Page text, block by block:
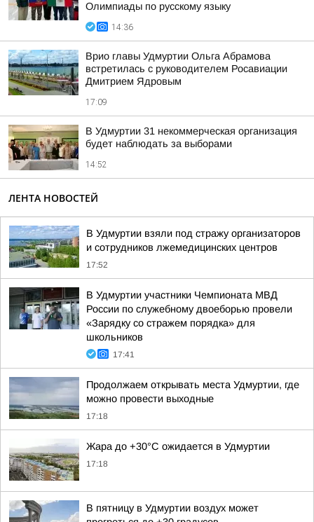
Олимпиады по русскому языку
14:36
Врио главы Удмуртии Ольга Абрамова
встретилась с руководителем Росавиации
Дмитрием Ядровым
17:09
В Удмуртии 31 некоммерческая организация
будет наблюдать за выборами
14:52
ЛЕНТА НОВОСТЕЙ
В Удмуртии взяли под стражу организаторов
и сотрудников лжемедицинских центров
17:52
В Удмуртии участники Чемпионата МВД
России по служебному двоеборью провели
«Зарядку со стражем порядка» для
школьников
17:41
Продолжаем открывать места Удмуртии, где
можно провести выходные
17:18
Жара до +30°С ожидается в Удмуртии
17:18
В пятницу в Удмуртии воздух может